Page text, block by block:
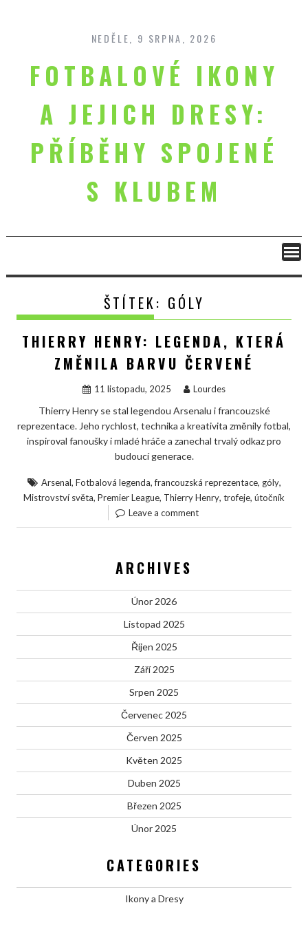
content
NEDĚLE, 9 SRPNA, 2026
FOTBALOVÉ IKONY
A JEJICH DRESY:
PŘÍBĚHY SPOJENÉ
S KLUBEM
ŠTÍTEK: GÓLY
THIERRY HENRY: LEGENDA, KTERÁ
ZMĚNILA BARVU ČERVENÉ
11 listopadu, 2025 Lourdes
Thierry Henry se stal legendou Arsenalu i francouzské
reprezentace. Jeho rychlost, technika a kreativita změnily fotbal,
inspiroval fanoušky i mladé hráče a zanechal trvalý odkaz pro
budoucí generace.
Arsenal, Fotbalová legenda,francouzská reprezentace, góly,
Mistrovství světa, Premier League, Thierry Henry, trofeje, útočník
Leave a comment
ARCHIVES
Únor 2026
Listopad 2025
Říjen 2025
Září 2025
Srpen 2025
Červenec 2025
Červen 2025
Květen 2025
Duben 2025
Březen 2025
Únor 2025
CATEGORIES
Ikony a Dresy